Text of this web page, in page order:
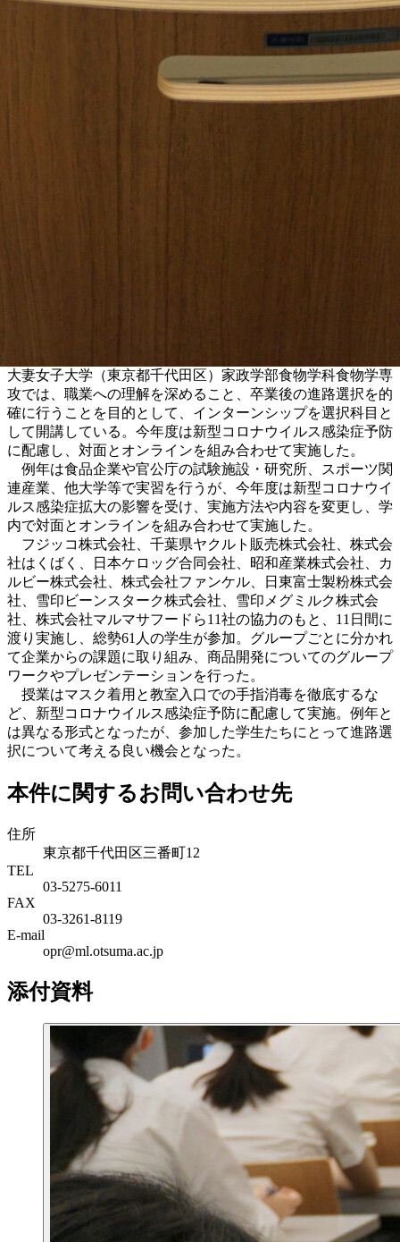
大妻女子大学（東京都千代田区）家政学部食物学科食物学専
攻では、職業への理解を深めること、卒業後の進路選択を的
確に行うことを目的として、インターンシップを選択科目と
して開講している。今年度は新型コロナウイルス感染症予防
に配慮し、対面とオンラインを組み合わせて実施した。
例年は食品企業や官公庁の試験施設・研究所、スポーツ関
連産業、他大学等で実習を行うが、今年度は新型コロナウイ
ルス感染症拡大の影響を受け、実施方法や内容を変更し、学
内で対面とオンラインを組み合わせて実施した。
フジッコ株式会社、千葉県ヤクルト販売株式会社、株式会
社はくばく、日本ケロッグ合同会社、昭和産業株式会社、カ
ルビー株式会社、株式会社ファンケル、日東富士製粉株式会
社、雪印ビーンスターク株式会社、雪印メグミルク株式会
社、株式会社マルマサフードら11社の協力のもと、11日間に
渡り実施し、総勢61人の学生が参加。グループごとに分かれ
て企業からの課題に取り組み、商品開発についてのグループ
ワークやプレゼンテーションを行った。
授業はマスク着用と教室入口での手指消毒を徹底するな
ど、新型コロナウイルス感染症予防に配慮して実施。例年と
は異なる形式となったが、参加した学生たちにとって進路選
択について考える良い機会となった。
本件に関するお問い合わせ先
住所
東京都千代田区三番町12
TEL
03-5275-6011
FAX
03-3261-8119
E-mail
opr@ml.otsuma.ac.jp
添付資料